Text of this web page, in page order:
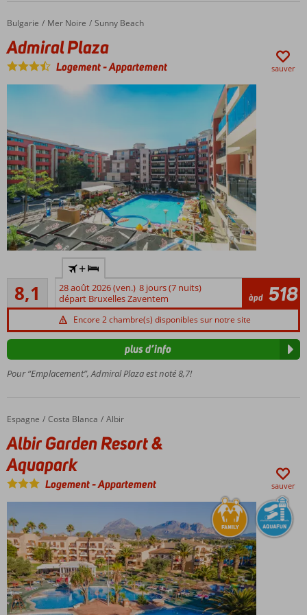
Petit-
déjeuner
pension
également
possible
Accueil
Bulgarie Mer Noire Sunny Beach
Admiral Plaza
Admiral Plaza
Logement-Appartement sauver
Beach
à 300
m.
Appartements
Belle
piscine
8,1
Très bon
101
commentaires
+
28 août 2026 (ven.) 8 jours (7 nuits)
départ Bruxelles Zaventem
àpd 518
Encore 2 chambre(s) disponibles sur notre site
Pour “Emplacement”, Admiral Plaza est noté 8,7!
plus d’info
Accueil
Espagne Costa Blanca Albir
Albir Garden Resort & Aquapark
Albir Garden Resort &
Aquapark
Logement-Appartement sauver